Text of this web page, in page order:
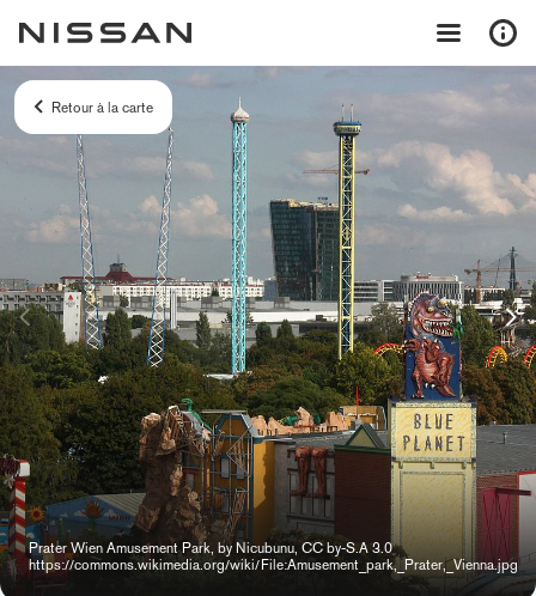
Retour à la carte
Prater Wien Amusement Park, by Nicubunu, CC by-S.A 3.0
https://commons.wikimedia.org/wiki/File:Amusement_park,_Prater,_Vienna.jpg